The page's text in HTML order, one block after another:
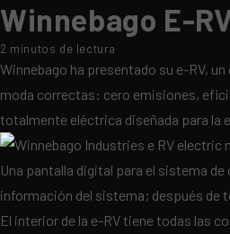
Winnebago E-
2 minutos de lectura
Winnebago ha presentado su e-RV,
moda correctas: cero emisiones,
totalmente eléctrica diseñada para la
Una pantalla digital para el sistema
información del sistema; después de
El interior de la e-RV tiene todas las